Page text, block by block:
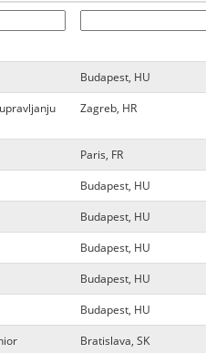
Budapest, HU
Zagreb, HR
Paris, FR
Budapest, HU
Budapest, HU
Budapest, HU
Budapest, HU
Budapest, HU
Bratislava, SK